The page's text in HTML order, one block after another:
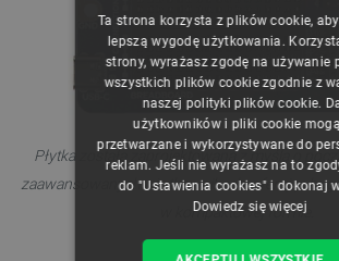
Płytka została zaprojektowana z myślą o
zaawansowanych użytkownikach, oferując
w kompaktowej formie.
Ta strona korzysta z plików cookie,
lepszą wygodę użytkowania.
strony, wyrażasz zgodę na używanie
wszystkich plików cookie zgodnie z
naszej polityki plików cookie.
użytkowników i pliki cookie
przetwarzane i wykorzystywane do
reklam. Jeśli nie wyrażasz na to
do "Ustawienia cookies" i dokonaj
Dowiedz się więcej